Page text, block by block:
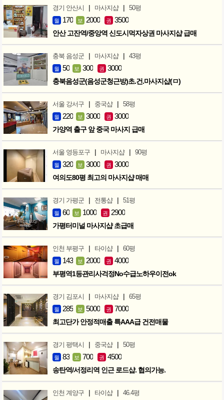
경기 안산시 | 마사지샵 | 50평
월 170 보 2000 권 3500
안산 고잔역/중앙역 신도시먹자상권 마사지샵 급매
충북 음성군 | 마사지샵 | 43평
월 50 보 300 권 3000
충북음성군(음성군청근방)초.건.마사지샵(ㅁ)
서울 강서구 | 중국샵 | 58평
월 220 보 3000 권 3000
가양역 출구 앞 중국 마사지 급매
서울 영등포구 | 마사지샵 | 90평
월 320 보 3000 권 3000
여의도80평 최고의 마사지샵 매매
경기 가평군 | 전통샵 | 51평
월 60 보 1000 권 2900
가평터미널 마사지샵 초급매
인천 부평구 | 타이샵 | 60평
월 143 보 2000 권 4000
부평역1등관리사걱정No수급노하우이전ok
경기 김포시 | 마사지샵 | 65평
월 285 보 5000 권 7000
최고단가 안정적매출 특AAA급 건전매물
경기 평택시 | 중국샵 | 50평
월 83 보 700 권 4500
송탄역/서정리역 인근 로드샵. 협의가능.
인천 계양구 | 타이샵 | 46.4평